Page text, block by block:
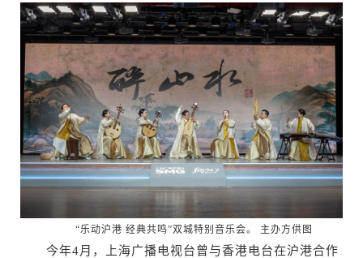
“乐动沪港 经典共鸣”双城特别音乐会。 主办方供图
今年4月，上海广播电视台曾与香港电台在沪港合作